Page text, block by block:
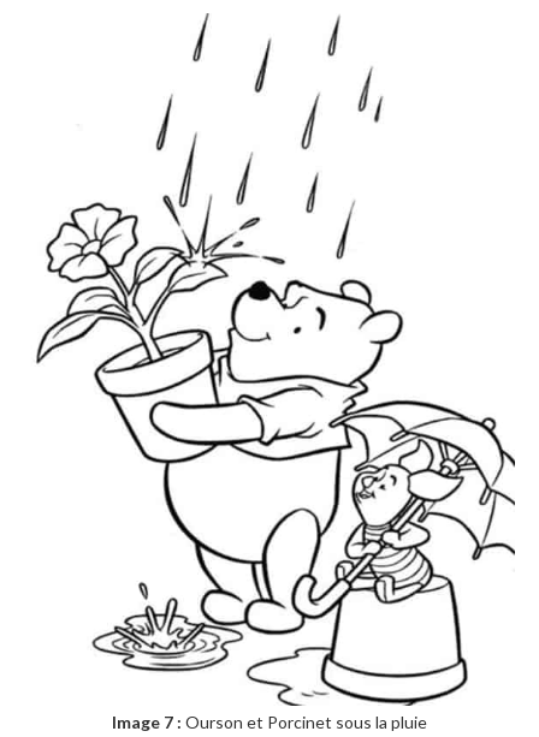
Image 7 : Ourson et Porcinet sous la pluie